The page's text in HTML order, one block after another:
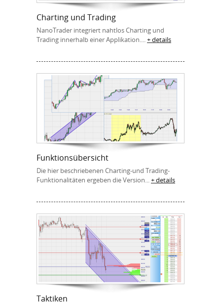
Charting und Trading
NanoTrader integriert nahtlos Charting und
Trading innerhalb einer Applikation....+ details
Funktionsübersicht
Die hier beschriebenen Charting-und Trading-
Funktionalitäten ergeben die Version...+ details
Taktiken